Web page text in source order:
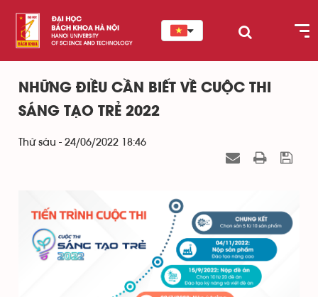
NHỮNG ĐIỀU CẦN BIẾT VỀ CUỘC THI
SÁNG TẠO TRẺ 2022
Thứ sáu - 24/06/2022 18:46